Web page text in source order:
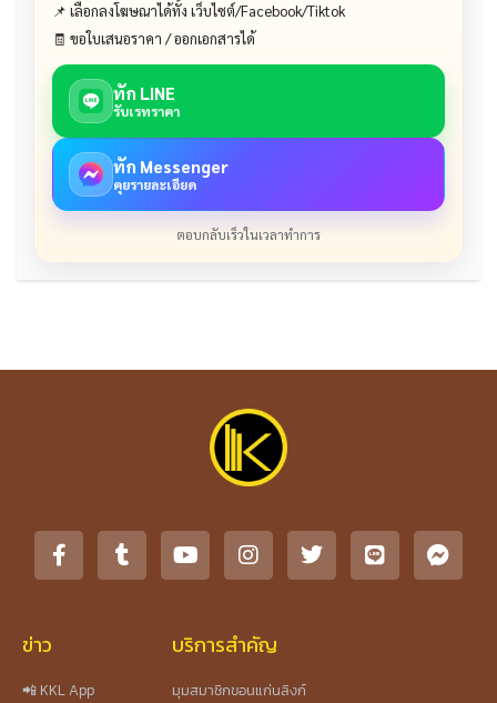
📌 เลือกลงโฆษณาได้ทั้ง เว็บไซต์/Facebook/Tiktok
🧾 ขอใบเสนอราคา / ออกเอกสารได้
ทัก LINE
รับเรทราคา
ทัก Messenger
คุยรายละเอียด
ตอบกลับเร็วในเวลาทำการ
ข่าว
📲 KKL App
บริการสำคัญ
มุมสมาชิกขอนแก่นลิงก์